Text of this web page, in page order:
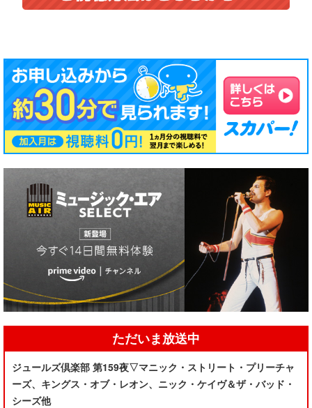
ただいま放送中
ジュールズ倶楽部 第159夜▽マニック・ストリート・プリーチャ
ーズ、キングス・オブ・レオン、ニック・ケイヴ＆ザ・バッド・
シーズ他